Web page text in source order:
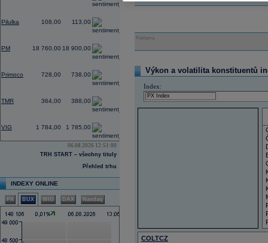
Pilulka 108,00 113,00
PM 18 760,00 18 900,00
0,75
Primoco 728,00 738,00
0,00
TMR 364,00 388,00
VIG 1 784,00 1 785,00
06.08.2026 12:51:00
TRH START – všechny tituly
Přehled trhu
INDEXY ONLINE
PX BUX WIG DAX Nasdaq
Reklama
Výkon a volatilita konstituentů
Index:
COLTCZ